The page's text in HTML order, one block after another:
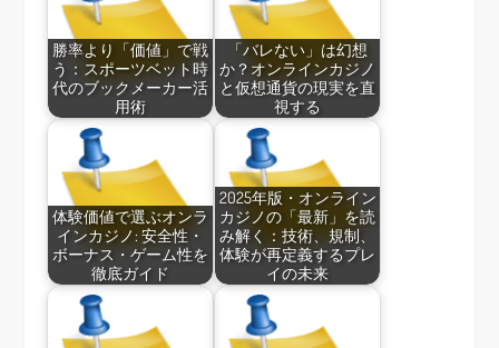
勝率より「価値」で戦
う：スポーツベット時
代のブックメーカー活
用術
「バレない」は幻想
か？オンラインカジノ
と仮想通貨の現実を直
視する
体験価値で選ぶオンラ
インカジノ: 安全性・
ボーナス・ゲーム性を
徹底ガイド
2025年版・オンライン
カジノの「最新」を読
み解く：技術、規制、
体験が再定義するプレ
イの未来